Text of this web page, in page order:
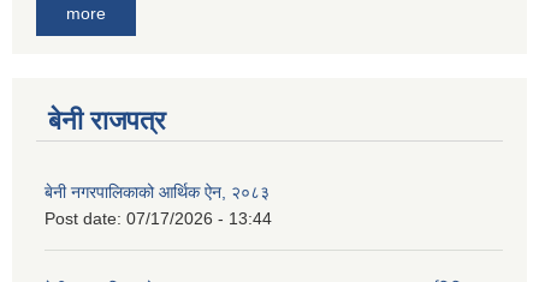
more
बेनी राजपत्र
बेनी नगरपालिकाको आर्थिक ऐन, २०८३
Post date: 07/17/2026 - 13:44